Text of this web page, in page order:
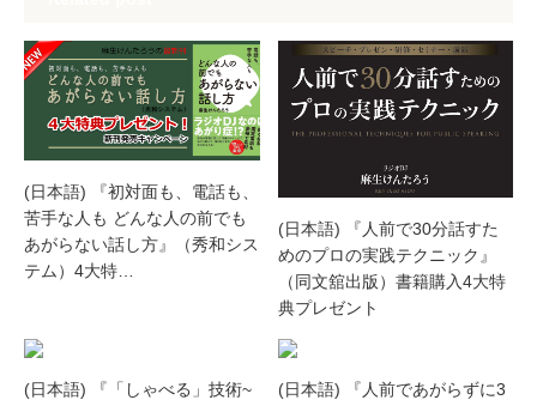
(日本語) 『初対面も、電話も、
苦手な人も どんな人の前でも
あがらない話し方』（秀和シス
テム）4大特…
(日本語) 『人前で30分話すた
めのプロの実践テクニック』
（同文舘出版）書籍購入4大特
典プレゼント
(日本語) 『「しゃべる」技術~
(日本語) 『人前であがらずに3